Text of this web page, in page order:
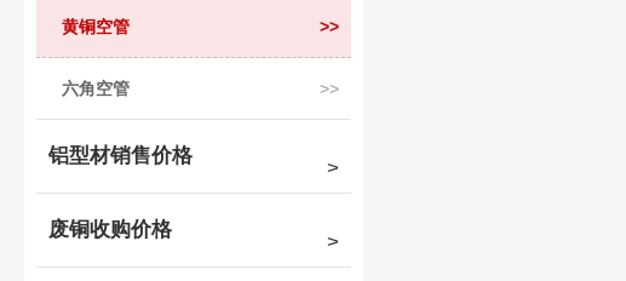
黄铜空管
六角空管
铝型材销售价格
废铜收购价格